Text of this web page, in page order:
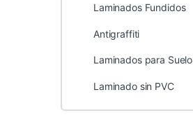
Laminados Fundidos
Antigraffiti
Laminados para Suelo
Laminado sin PVC